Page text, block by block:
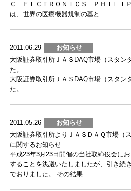
Ｃ ＥＬＣＴＲＯＮＩＣＳ ＰＨＩＬＩ
は、世界の医療機器規制の基と...
2011.06.29
お知らせ
大阪証券取引所ＪＡＳDAQ市場（スタン
た。
大阪証券取引所ＪＡＳDAQ市場（スタン
た。
2011.05.26
お知らせ
大阪証券取引所よりＪＡＳＤＡＱ市場（
に関するお知らせ
平成23年3月23日開催の当社取締役会に
することを決議いたしましたが、引き続
でおりました。 その結果...